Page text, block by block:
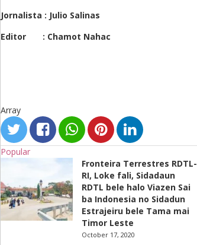
Jornalista : Julio Salinas
Editor : Chamot Nahac
Array
Popular
Fronteira Terrestres RDTL-
RI, Loke fali, Sidadaun
RDTL bele halo Viazen Sai
ba Indonesia no Sidadun
Estrajeiru bele Tama mai
Timor Leste
October 17, 2020